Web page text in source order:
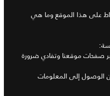
على هذا الموقع وما هي
صفحات موقعنا وتفادي ضرورة
الوصول إلى المعلومات